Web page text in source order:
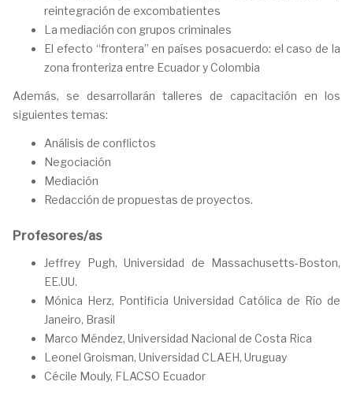
reintegración de excombatientes
La mediación con grupos criminales
El efecto “frontera” en países posacuerdo: el caso de la
zona fronteriza entre Ecuador y Colombia
Además, se desarrollarán talleres de capacitación en los
siguientes temas:
Análisis de conflictos
Negociación
Mediación
Redacción de propuestas de proyectos.
Profesores/as
Jeffrey Pugh, Universidad de Massachusetts-Boston,
EE.UU.
Mónica Herz, Pontificia Universidad Católica de Río de
Janeiro, Brasil
Marco Méndez, Universidad Nacional de Costa Rica
Leonel Groisman, Universidad CLAEH, Uruguay
Cécile Mouly, FLACSO Ecuador